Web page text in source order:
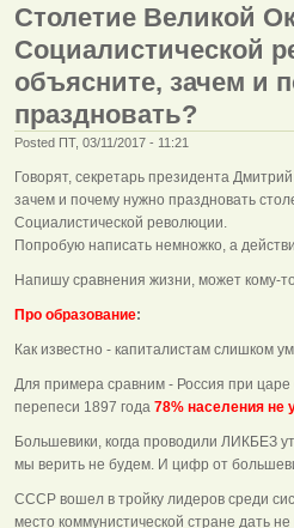
Столетие Великой
Социалистической
объясните, зачем и
праздновать?
Posted ПТ, 03/11/2017 - 11:21
Говорят, секретарь президента
зачем и почему нужно праздновать
Социалистической революции.
Попробую написать немножко, а
Напишу сравнения жизни, может кому-
Про образование:
Как известно - капиталистам слишком
Для примера сравним - Россия при царе
перепеси 1897 года 78% населения не
Большевики, когда проводили ЛИКБЕЗ
мы верить не будем. И цифр от
СССР вошел в тройку лидеров среди
место коммунистической стране дать